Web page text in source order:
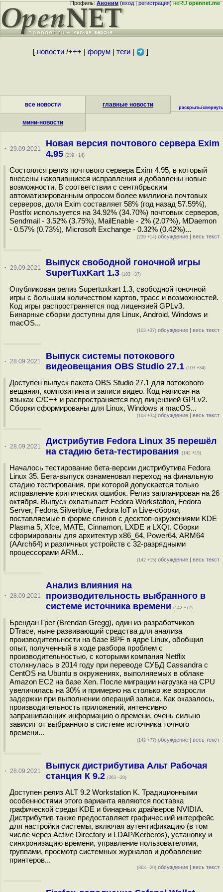
Профиль:Аноним(вход|регистрация)неRUopennet.me
[ новости/+++ форум| теги| ]
все новости главные новости
мини-новости
раскрыть/свернуть
· 29.09.2021
Новая версия почтового сервера Exim
4.95 (239 +14)
Состоялся релиз почтового сервера Exim 4.95, в который
внесены накопившиеся исправления и добавлены новые
возможности. В соответствии с сентябрьским
автоматизированным опросом более миллиона почтовых
серверов, доля Exim составляет 58% (год назад 57.59%),
Postfix используется на 34.92% (34.70%) почтовых серверов,
Sendmail - 3.52% (3.75%), MailEnable - 2% (2.07%), MDaemon
- 0.57% (0.73%), Microsoft Exchange - 0.32% (0.42%)...
(239 +14) обсуждение | весь текст
· 29.09.2021
Выпуск свободной гоночной игры
SuperTuxKart 1.3 (103 +37)
Опубликован релиз Supertuxkart 1.3, свободной гоночной
игры с большим количеством картов, трасс и возможностей.
Код игры распространяется под лицензией GPLv3.
Бинарные сборки доступны для Linux, Android, Windows и
macOS...
(103 +37) обсуждение | весь текст
· 28.09.2021
Выпуск системы потокового
видеовещания OBS Studio 27.1 (103 +34)
Доступен выпуск пакета OBS Studio 27.1 для потокового
вещания, композитинга и записи видео. Код написан на
языках C/C++ и распространяется под лицензией GPLv2.
Сборки сформированы для Linux, Windows и macOS...
(103 +34) обсуждение | весь текст
· 28.09.2021
Дистрибутив Fedora Linux 35 перешёл
на стадию бета-тестирования (142 +15)
Началось тестирование бета-версии дистрибутива Fedora
Linux 35. Бета-выпуск ознаменовал переход на финальную
стадию тестирования, при которой допускается только
исправление критических ошибок. Релиз запланирован на 26
октября. Выпуск охватывает Fedora Workstation, Fedora
Server, Fedora Silverblue, Fedora IoT и Live-сборки,
поставляемые в форме спинов c десктоп-окружениями KDE
Plasma 5, Xfce, MATE, Cinnamon, LXDE и LXQt. Сборки
сформированы для архитектур x86_64, Power64, ARM64
(AArch64) и различных устройств с 32-разрядными
процессорами ARM...
(142 +15) обсуждение | весь текст
· 28.09.2021
Анализ влияния на
производительность выбранного в
системе источника времени (142 +77)
Брендан Грег (Brendan Gregg), один из разработчиков
DTrace, ныне развивающий средства для анализа
производительности на базе BPF в ядре Linux, обобщил
опыт, полученный в ходе разбора проблем с
производительностью, с которыми компания Netflix
столкнулась в 2014 году при переводе СУБД Cassandra c
CentOS на Ubuntu в окружениях, выполняемых в облаке
Amazon EC2 на базе Xen. После миграции нагрузка на CPU
увеличилась на 30% и примерно на столько же возросли
задержки при выполнении операций записи. Как оказалось,
производительность приложений, интенсивно
запрашивающих информацию о времени, очень сильно
зависит от выбранного в системе источника точного
времени...
(142 +77) обсуждение | весь текст
· 28.09.2021
Выпуск дистрибутива Альт Рабочая
станция К 9.2 (363 –20)
Доступен релиз ALT 9.2 Workstation K. Традиционными
особенностями этого варианта являются поставка
графической среды KDE и бинарных драйверов NVIDIA.
Дистрибутив также предоставляет графический интерфейс
для настройки системы, включая аутентификацию (в том
числе через Active Directory и LDAP/Kerberos), установку и
синхронизацию времени, управление пользователями,
группами, просмотр системных журналов и добавление
принтеров...
(363 –20) обсуждение | весь текст